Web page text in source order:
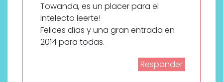
Towanda, es un placer para el
intelecto leerte!
Felices días y una gran entrada en
2014 para todas.
Responder